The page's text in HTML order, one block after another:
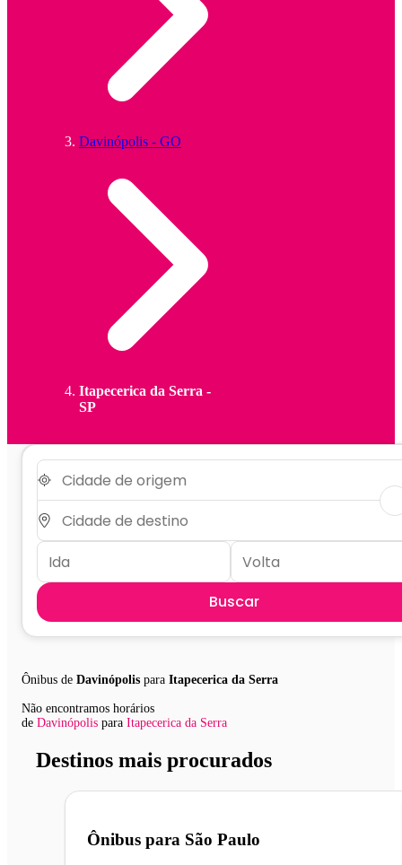
Davinópolis - GO
Itapecerica da Serra -
SP
Buscar
Ônibus de Davinópolis para Itapecerica da Serra
Não encontramos horários
de Davinópolis para Itapecerica da Serra
Destinos mais procurados
Ônibus para São Paulo